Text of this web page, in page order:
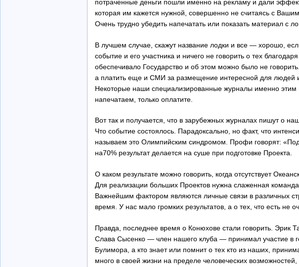
потраченные деньги пошли именно на рекламу и дали
которая им кажется нужной, совершенно не считаясь с
Очень трудно убедить напечатать или показать материал с
В лучшем случае, скажут название лодки и все — хорошо,
событие и его участника и ничего не говорить о тех
обеспечивало Государство и об этом можно было не
а платить еще и СМИ за размещение интересной для людей
Некоторые наши специализированные журналы именно
напечатаем, только оплатите.
Вот так и получается, что в зарубежных журналах пишут о
Что событие состоялось. Парадоксально, но факт, что
называем это Олимпийским синдромом. Профи говорят:
на70% результат делается на суше при подготовке Проекта.
О каком результате можно говорить, когда отсутствует
Для реализации больших Проектов нужна слаженная
Важнейшим фактором являются личные связи в различных
время. У нас мало громких результатов, а о тех, что есть не
Правда, последнее время о Конюхове стали говорить. Эрик
Слава Сысенко — член нашего клуба — принимал участие в
Булимора, а кто знает или помнит о тех кто из наших,
много в своей жизни на пределе человеческих